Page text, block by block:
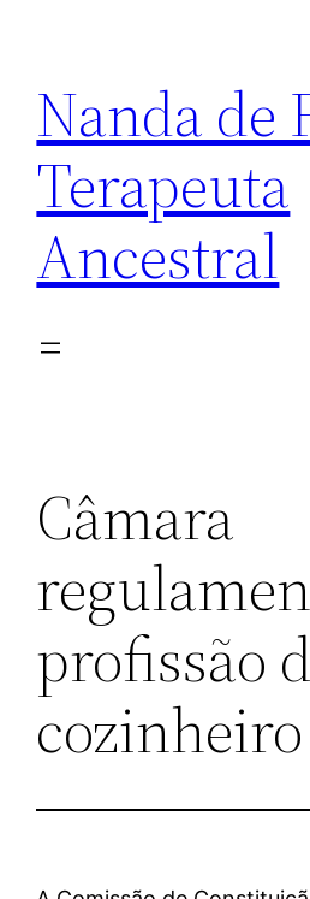
conteúdo
Nanda de
Terapeuta
Ancestral
Câmara
profissão
cozinheiro